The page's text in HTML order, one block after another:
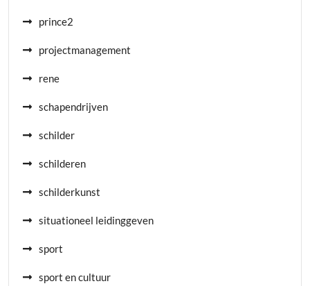
prince2
projectmanagement
rene
schapendrijven
schilder
schilderen
schilderkunst
situationeel leidinggeven
sport
sport en cultuur